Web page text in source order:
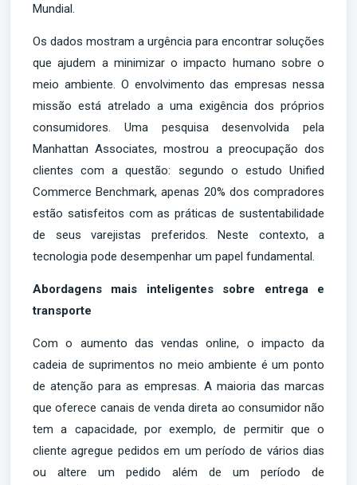
Mundial.
Os dados mostram a urgência para encontrar soluções
que ajudem a minimizar o impacto humano sobre o
meio ambiente. O envolvimento das empresas nessa
missão está atrelado a uma exigência dos próprios
consumidores. Uma pesquisa desenvolvida pela
Manhattan Associates, mostrou a preocupação dos
clientes com a questão: segundo o estudo Unified
Commerce Benchmark, apenas 20% dos compradores
estão satisfeitos com as práticas de sustentabilidade
de seus varejistas preferidos. Neste contexto, a
tecnologia pode desempenhar um papel fundamental.
Abordagens mais inteligentes sobre entrega e
transporte
Com o aumento das vendas online, o impacto da
cadeia de suprimentos no meio ambiente é um ponto
de atenção para as empresas. A maioria das marcas
que oferece canais de venda direta ao consumidor não
tem a capacidade, por exemplo, de permitir que o
cliente agregue pedidos em um período de vários dias
ou altere um pedido além de um período de